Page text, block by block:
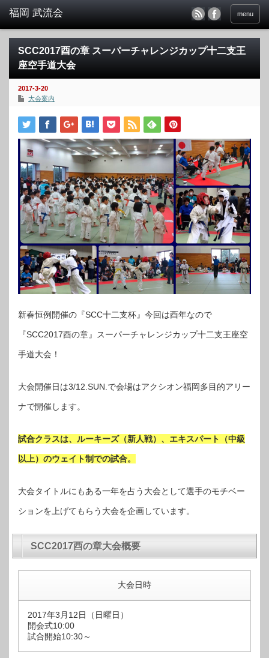
menu
SCC2017酉の章 スーパーチャレンジカップ十二支王
座空手道大会
2017-3-20
大会案内
新春恒例開催の『SCC十二支杯』今回は酉年なので
『SCC2017酉の章』スーパーチャレンジカップ十二支王座空
手道大会！
大会開催日は3/12.SUN.で会場はアクシオン福岡多目的アリー
ナで開催します。
試合クラスは、ルーキーズ（新人戦）、エキスパート（中級
以上）のウェイト制での試合。
大会タイトルにもある一年を占う大会として選手のモチベー
ションを上げてもらう大会を企画しています。
SCC2017酉の章大会概要
大会日時
2017年3月12日（日曜日）
開会式10:00
試合開始10:30～